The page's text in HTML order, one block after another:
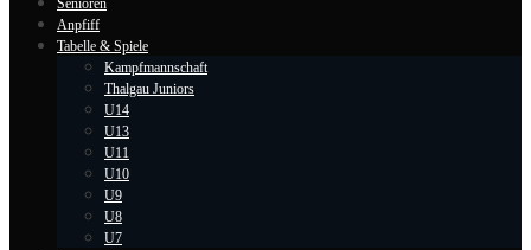
Senioren
Anpfiff
Tabelle & Spiele
Kampfmannschaft
Thalgau Juniors
U14
U13
U11
U10
U9
U8
U7